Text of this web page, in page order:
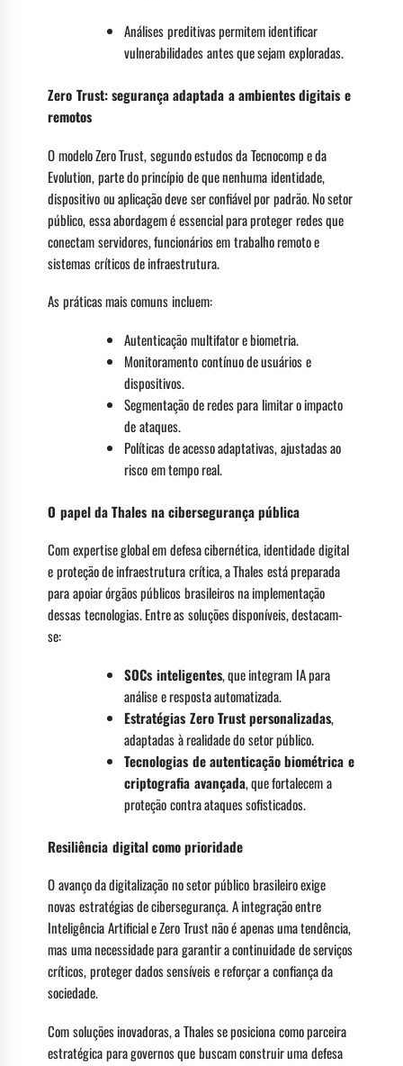
Análises preditivas permitem identificar
vulnerabilidades antes que sejam exploradas.
Zero Trust: segurança adaptada a ambientes digitais e
remotos
O modelo Zero Trust, segundo estudos da Tecnocomp e da
Evolution, parte do princípio de que nenhuma identidade,
dispositivo ou aplicação deve ser confiável por padrão. No setor
público, essa abordagem é essencial para proteger redes que
conectam servidores, funcionários em trabalho remoto e
sistemas críticos de infraestrutura.
As práticas mais comuns incluem:
Autenticação multifator e biometria.
Monitoramento contínuo de usuários e
dispositivos.
Segmentação de redes para limitar o impacto
de ataques.
Políticas de acesso adaptativas, ajustadas ao
risco em tempo real.
O papel da Thales na cibersegurança pública
Com expertise global em defesa cibernética, identidade digital
e proteção de infraestrutura crítica, a Thales está preparada
para apoiar órgãos públicos brasileiros na implementação
dessas tecnologias. Entre as soluções disponíveis, destacam-
se:
SOCs inteligentes, que integram IA para
análise e resposta automatizada.
Estratégias Zero Trust personalizadas,
adaptadas à realidade do setor público.
Tecnologias de autenticação biométrica e
criptografia avançada, que fortalecem a
proteção contra ataques sofisticados.
Resiliência digital como prioridade
O avanço da digitalização no setor público brasileiro exige
novas estratégias de cibersegurança. A integração entre
Inteligência Artificial e Zero Trust não é apenas uma tendência,
mas uma necessidade para garantir a continuidade de serviços
críticos, proteger dados sensíveis e reforçar a confiança da
sociedade.
Com soluções inovadoras, a Thales se posiciona como parceira
estratégica para governos que buscam construir uma defesa